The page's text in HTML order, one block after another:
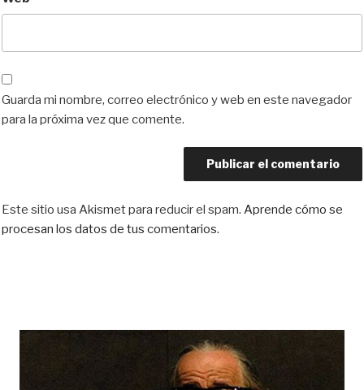
Guarda mi nombre, correo electrónico y web en este navegador
para la próxima vez que comente.
Este sitio usa Akismet para reducir el spam. Aprende cómo se
procesan los datos de tus comentarios.